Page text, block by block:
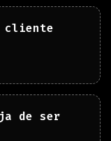
cliente
de ser